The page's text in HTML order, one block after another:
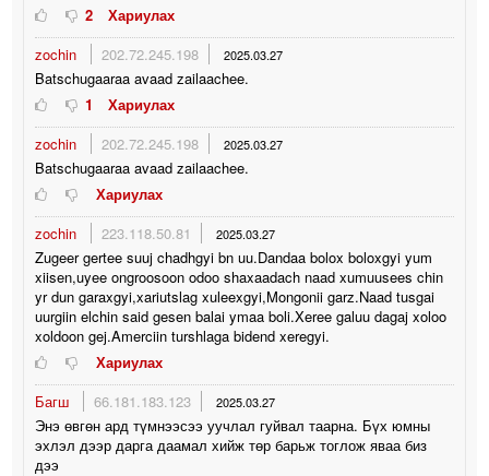
2
Хариулах
zochin
202.72.245.198 2025.03.27
Batschugaaraa avaad zailaachee.
1
Хариулах
zochin
202.72.245.198 2025.03.27
Batschugaaraa avaad zailaachee.
Хариулах
zochin
223.118.50.81 2025.03.27
Zugeer gertee suuj chadhgyi bn uu.Dandaa bolox boloxgyi yum
xiisen,uyee ongroosoon odoo shaxaadach naad xumuusees chin
yr dun garaxgyi,xariutslag xuleexgyi,Mongonii garz.Naad tusgai
uurgiin elchin said gesen balai ymaa boli.Xeree galuu dagaj xoloo
xoldoon gej.Amerciin turshlaga bidend xeregyi.
Хариулах
Багш
66.181.183.123 2025.03.27
Энэ өвгөн ард түмнээсээ уучлал гуйвал таарна. Бүх юмны
эхлэл дээр дарга даамал хийж төр барьж тоглож яваа биз
дээ